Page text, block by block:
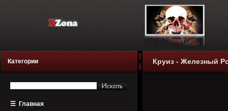
Категории
☰ Главная
Круиз - Железный